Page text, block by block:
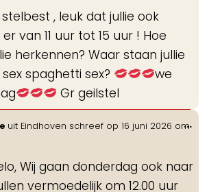
, leuk dat jullie ook
van 11 uur tot 15 uur ! Hoe
herkennen? Waar staan jullie
spaghetti sex?
we
Gr geilstel
uit Eindhoven schreef op 16 juni 2026 om
Wij gaan donderdag ook naar
vermoedelijk om 12.00 uur
...